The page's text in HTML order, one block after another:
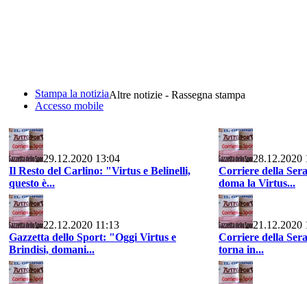
Stampa la notizia
Accesso mobile
Altre notizie - Rassegna stampa
29.12.2020 13:04
Il Resto del Carlino: "Virtus e Belinelli,
questo è...
28.12.2020
Corriere della
doma la Virtus...
22.12.2020 11:13
Gazzetta dello Sport: "Oggi Virtus e
Brindisi, domani...
21.12.2020
Corriere della
torna in...